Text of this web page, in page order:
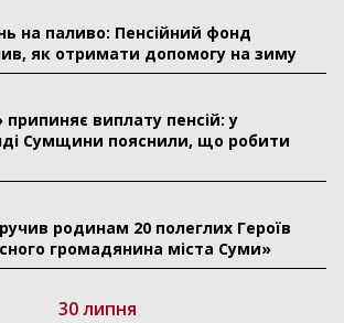
на паливо: Пенсійний фонд
як отримати допомогу на зиму
припиняє виплату пенсій: у
Сумщини пояснили, що робити
родинам 20 полеглих Героїв
громадянина міста Суми»
30 липня